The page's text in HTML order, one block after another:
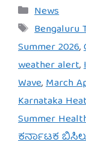
Categories
News
Tags
Bengaluru
Summer 2026,
weather alert,
Wave,March
Karnataka
Summer
ಕರ್ನಾಟಕ